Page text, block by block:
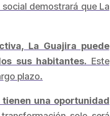
demostrará que La
La Guajira puede
sus habitantes. Este
plazo.
una oportunidad